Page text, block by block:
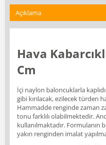
Açıklama
Hava
Cm
İçi naylon baloncuklarla
gibi kırılacak, ezilecek türden
Hammadde renginde zaman
tonu farklılı olabilmektedir.
kullanılmaktadır. Formulanın
yakın renginden imalat